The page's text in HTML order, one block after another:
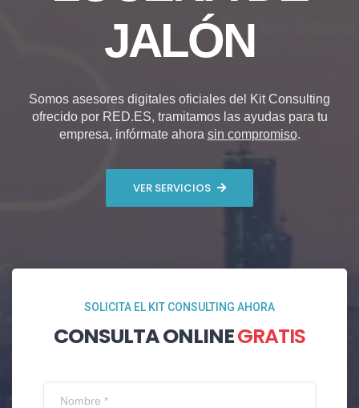
JALÓN
Somos asesores digitales oficiales del Kit Consulting
ofrecido por RED.ES, tramitamos las ayudas para tu
empresa, infórmate ahora sin compromiso.
VER SERVICIOS
SOLICITA EL KIT CONSULTING AHORA
CONSULTA ONLINEGRATIS